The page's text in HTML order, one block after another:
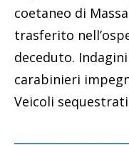
coetaneo di
trasferito
deceduto.
carabinieri
Veicoli